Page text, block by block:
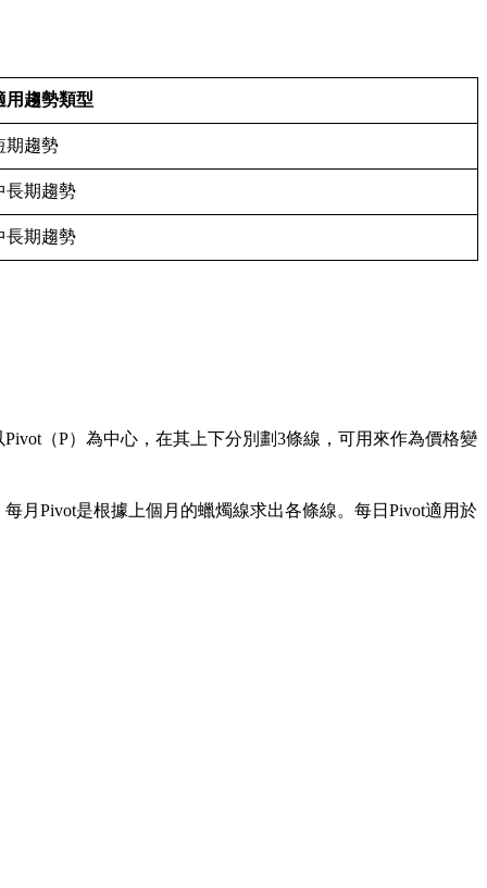
用趨勢類型
期趨勢
長期趨勢
長期趨勢
（P）為中心，在其上下分別劃3條線，可用來作為價格變
月Pivot是根據上個月的蠟燭線求出各條線。每日Pivot適用於